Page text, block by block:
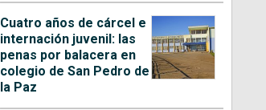
Cuatro años de cárcel e
internación juvenil: las
penas por balacera en
colegio de San Pedro de
la Paz